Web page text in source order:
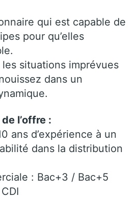
qui est capable de
pour qu’elles
situations imprévues
dans un
l’offre :
ans d’expérience à un
dans la distribution
: Bac+3 / Bac+5